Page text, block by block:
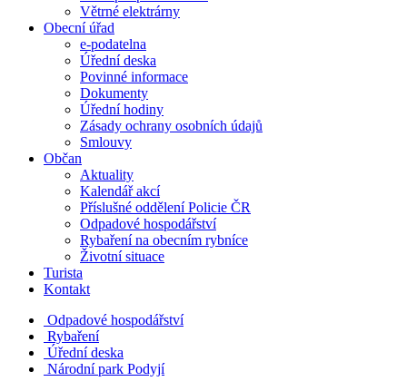
Větrné elektrárny
Obecní úřad
e-podatelna
Úřední deska
Povinné informace
Dokumenty
Úřední hodiny
Zásady ochrany osobních údajů
Smlouvy
Občan
Aktuality
Kalendář akcí
Příslušné oddělení Policie ČR
Odpadové hospodářství
Rybaření na obecním rybníce
Životní situace
Turista
Kontakt
Odpadové hospodářství
Rybaření
Úřední deska
Národní park Podyjí